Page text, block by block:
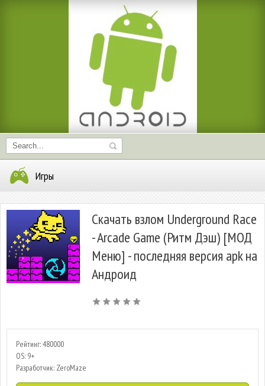
Игры
Скачать взлом Underground Race
- Arcade Game (Ритм Дэш) [МОД
Меню] - последняя версия apk на
Андроид
Рейтинг: 480000
OS: 9+
Разработчик: ZeroMaze